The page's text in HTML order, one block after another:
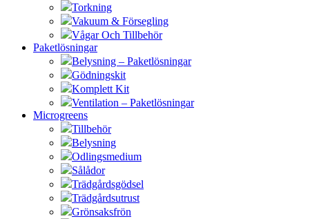
Torkning
Vakuum & Försegling
Vågar Och Tillbehör
Paketlösningar
Belysning – Paketlösningar
Gödningskit
Komplett Kit
Ventilation – Paketlösningar
Microgreens
Tillbehör
Belysning
Odlingsmedium
Sålådor
Trädgårdsgödsel
Trädgårdsutrust
Grönsaksfrön